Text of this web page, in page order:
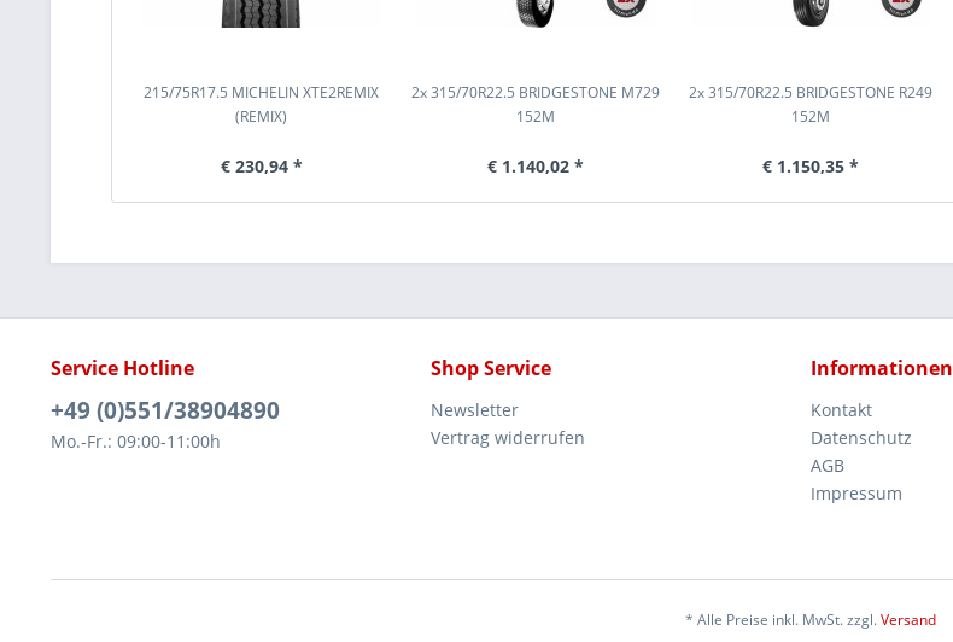
215/75R17.5 MICHELIN XTE2REMIX
(REMIX)
€ 230,94 *
2x 315/70R22.5 BRIDGESTONE M729
152M
€ 1.140,02 *
2x 315/70R22.5 BRIDGESTONE R249
152M
€ 1.150,35 *
Service Hotline
+49 (0)551/38904890
Mo.-Fr.: 09:00-11:00h
Shop Service
Newsletter
Vertrag widerrufen
Informationen
Kontakt
Datenschutz
AGB
Impressum
* Alle Preise inkl. MwSt. zzgl.Versand